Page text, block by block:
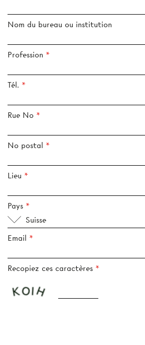
Nom du bureau ou institution
Profession
Tél.
Rue No
No postal
Lieu
Pays
Suisse
Email
Recopiez ces caractères